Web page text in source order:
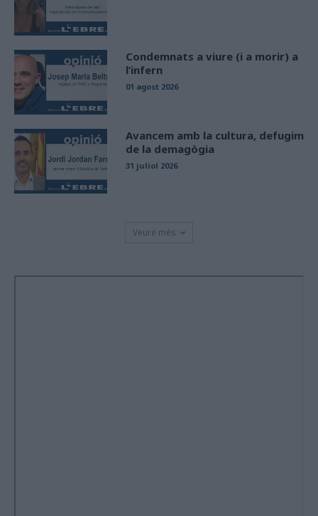
Condemnats a viure (i a morir) a
l’infern
01 agost 2026
Avancem amb la cultura, defugim
de la demagògia
31 juliol 2026
Veure més